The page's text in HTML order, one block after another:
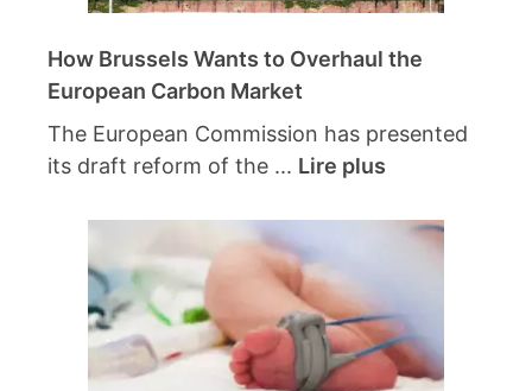
How Brussels Wants to Overhaul the
European Carbon Market
The European Commission has presented
its draft reform of the ... Lire plus